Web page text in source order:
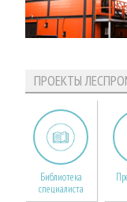
ПРОЕКТЫ
Библиотека
специалиста